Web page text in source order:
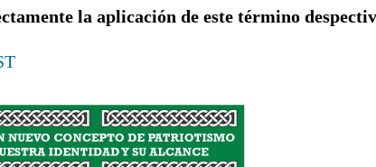
la aplicación de este término